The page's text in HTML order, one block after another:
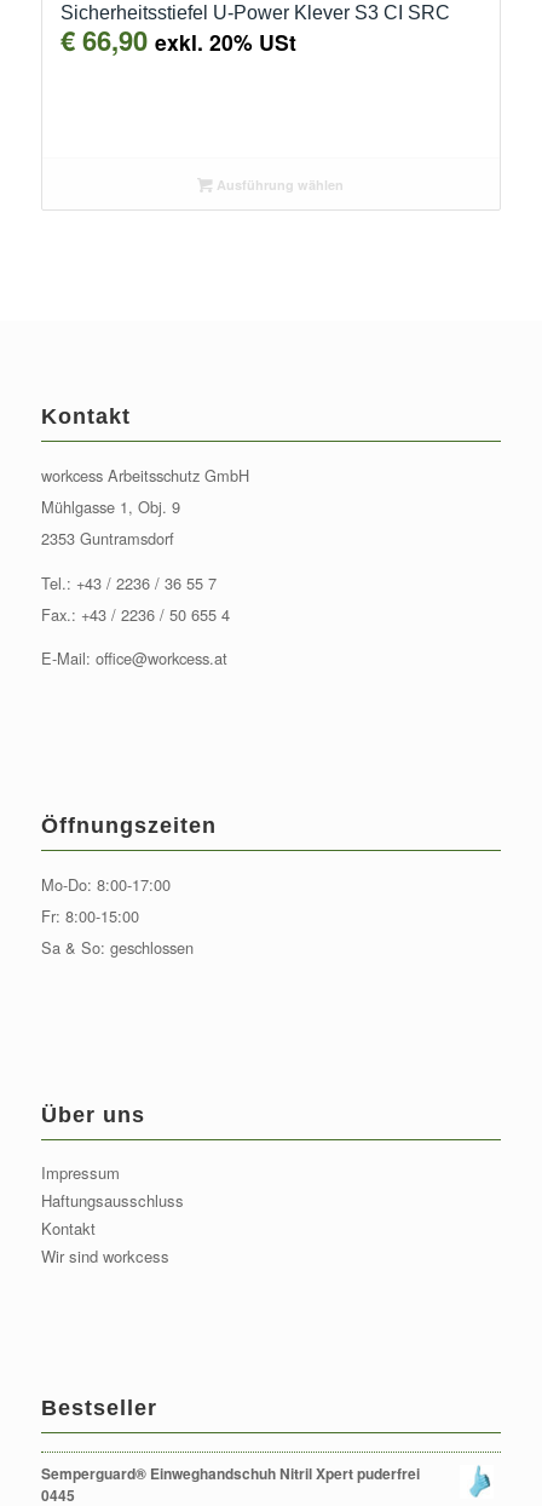
Sicherheitsstiefel U-Power Klever S3 CI SRC
€66,90 exkl. 20% USt
Ausführung wählen
Kontakt
workcess Arbeitsschutz GmbH
Mühlgasse 1, Obj. 9
2353 Guntramsdorf
Tel.: +43 / 2236 / 36 55 7
Fax.: +43 / 2236 / 50 655 4
E-Mail: office@workcess.at
Öffnungszeiten
Mo-Do: 8:00-17:00
Fr: 8:00-15:00
Sa & So: geschlossen
Über uns
Impressum
Haftungsausschluss
Kontakt
Wir sind workcess
Bestseller
Semperguard® Einweghandschuh Nitril Xpert puderfrei
0445